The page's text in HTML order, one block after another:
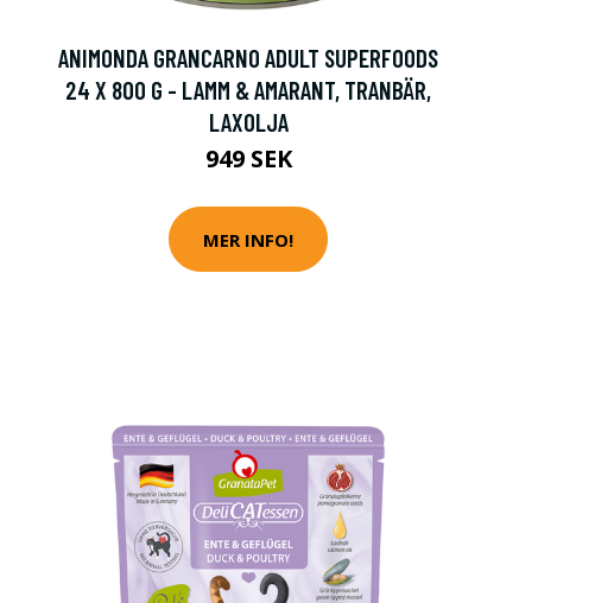
ANIMONDA GRANCARNO ADULT SUPERFOODS
24 X 800 G - LAMM & AMARANT, TRANBÄR,
LAXOLJA
949 SEK
MER INFO!